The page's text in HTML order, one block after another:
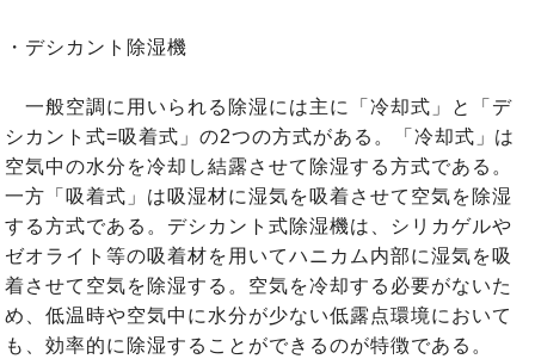
・デシカント除湿機
一般空調に用いられる除湿には主に「冷却式」と「デ
シカント式=吸着式」の2つの方式がある。「冷却式」は
空気中の水分を冷却し結露させて除湿する方式である。
一方「吸着式」は吸湿材に湿気を吸着させて空気を除湿
する方式である。デシカント式除湿機は、シリカゲルや
ゼオライト等の吸着材を用いてハニカム内部に湿気を吸
着させて空気を除湿する。空気を冷却する必要がないた
め、低温時や空気中に水分が少ない低露点環境において
も、効率的に除湿することができるのが特徴である。